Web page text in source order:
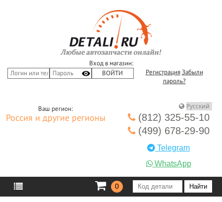
Вход в магазин:
Регистрация Забыли
пароль?
Ваш регион:
Россия и другие регионы
(812) 325-55-10
(499) 678-29-90
Telegram
WhatsApp
0